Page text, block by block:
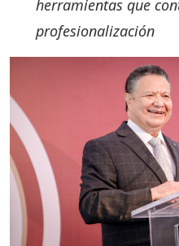
herramientas que
profesionalización